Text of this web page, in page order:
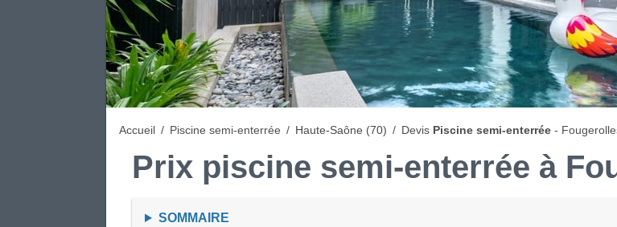
Accueil / Piscine semi-enterrée / Haute-Saône (70) / Devis Piscine semi-enterrée -
Prix piscine semi-enterrée à
SOMMAIRE